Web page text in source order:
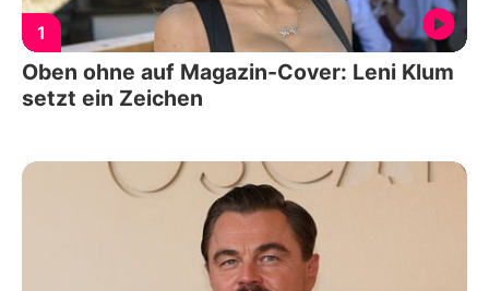
1
Oben ohne auf Magazin-Cover: Leni Klum
setzt ein Zeichen